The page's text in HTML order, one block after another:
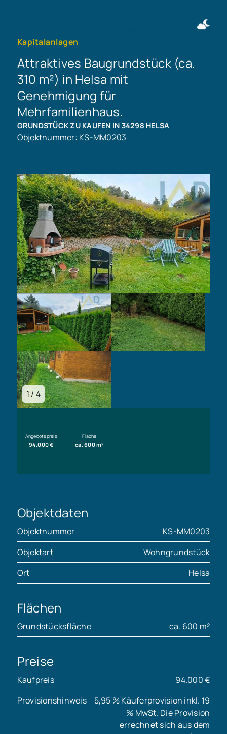
Kapitalanlagen
Attraktives Baugrundstück (ca.
310 m²) in Helsa mit
Genehmigung für
Mehrfamilienhaus.
GRUNDSTÜCK ZU KAUFEN IN 34298 HELSA
Objektnummer: KS-MM0203
1 / 4
Angebotspreis
94.000 €
Fläche
ca. 600 m²
Objektdaten
Objektnummer
KS-MM0203
Objektart
Wohngrundstück
Ort
Helsa
Flächen
Grundstücksfläche ca. 600 m²
Preise
Kaufpreis
94.000 €
Provisionshinweis
5,95 % Käuferprovision inkl. 19
% MwSt. Die Provision
errechnet sich aus dem